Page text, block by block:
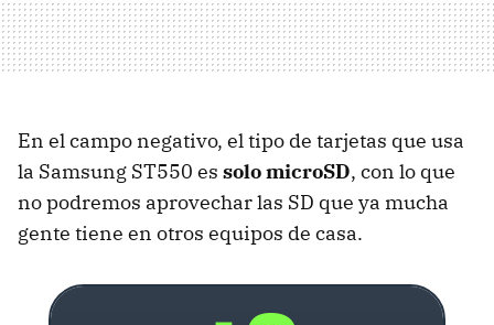
En el campo negativo, el tipo de tarjetas que usa
la Samsung ST550 es solo microSD, con lo que
no podremos aprovechar las SD que ya mucha
gente tiene en otros equipos de casa.